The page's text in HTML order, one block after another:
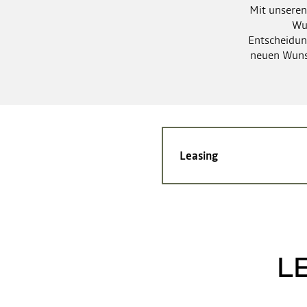
Mit
neuen
Leasing